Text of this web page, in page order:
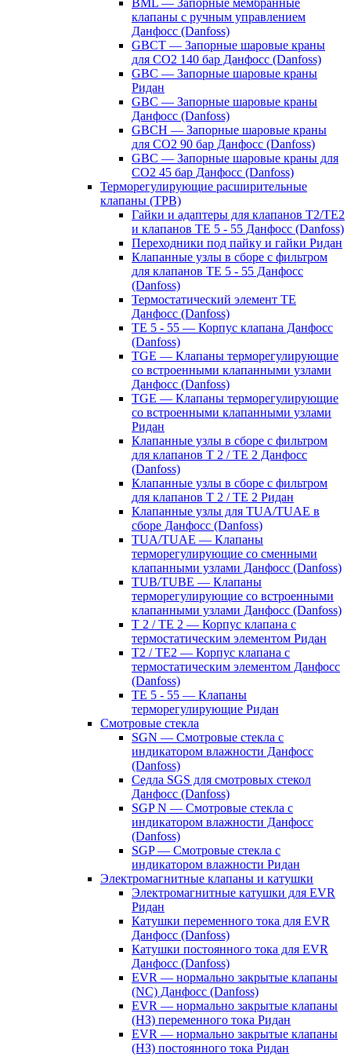
BML — Запорные мембранные
клапаны с ручным управлением
Данфосс (Danfoss)
GBCT — Запорные шаровые краны
для CO2 140 бар Данфосс (Danfoss)
GBC — Запорные шаровые краны
Ридан
GBC — Запорные шаровые краны
Данфосс (Danfoss)
GBCH — Запорные шаровые краны
для CO2 90 бар Данфосс (Danfoss)
GBC — Запорные шаровые краны для
CO2 45 бар Данфосс (Danfoss)
Терморегулирующие расширительные
клапаны (ТРВ)
Гайки и адаптеры для клапанов T2/TE2
и клапанов TE 5 - 55 Данфосс (Danfoss)
Переходники под пайку и гайки Ридан
Клапанные узлы в сборе с фильтром
для клапанов TE 5 - 55 Данфосс
(Danfoss)
Термостатический элемент TE
Данфосс (Danfoss)
TE 5 - 55 — Корпус клапана Данфосс
(Danfoss)
TGE — Клапаны терморегулирующие
со встроенными клапанными узлами
Данфосс (Danfoss)
TGE — Клапаны терморегулирующие
со встроенными клапанными узлами
Ридан
Клапанные узлы в сборе с фильтром
для клапанов T 2 / TE 2 Данфосс
(Danfoss)
Клапанные узлы в сборе с фильтром
для клапанов T 2 / TE 2 Ридан
Клапанные узлы для TUA/TUAE в
сборе Данфосс (Danfoss)
TUA/TUAE — Клапаны
терморегулирующие со сменными
клапанными узлами Данфосс (Danfoss)
TUB/TUBE — Клапаны
терморегулирующие со встроенными
клапанными узлами Данфосс (Danfoss)
T 2 / TE 2 — Корпус клапана с
термостатическим элементом Ридан
T2 / TE2 — Корпус клапана с
термостатическим элементом Данфосс
(Danfoss)
TE 5 - 55 — Клапаны
терморегулирующие Ридан
Смотровые стекла
SGN — Смотровые стекла с
индикатором влажности Данфосс
(Danfoss)
Седла SGS для смотровых стекол
Данфосс (Danfoss)
SGP N — Смотровые стекла с
индикатором влажности Данфосс
(Danfoss)
SGP — Смотровые стекла с
индикатором влажности Ридан
Электромагнитные клапаны и катушки
Электромагнитные катушки для EVR
Ридан
Катушки переменного тока для EVR
Данфосс (Danfoss)
Катушки постоянного тока для EVR
Данфосс (Danfoss)
EVR — нормально закрытые клапаны
(NC) Данфосс (Danfoss)
EVR — нормально закрытые клапаны
(НЗ) переменного тока Ридан
EVR — нормально закрытые клапаны
(НЗ) постоянного тока Ридан